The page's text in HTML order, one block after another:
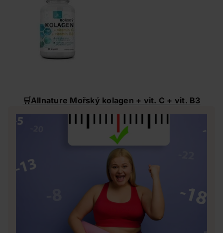
🛒Allnature Mořský kolagen + vit. C + vit. B3